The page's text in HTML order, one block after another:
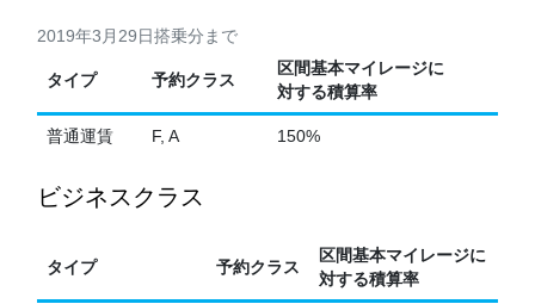
2019年3月29日搭乗分まで
タイプ 予約クラス
区間基本マイレージに
対する積算率
普通運賃 F, A 150%
ビジネスクラス
タイプ 予約クラス
区間基本マイレージに
対する積算率